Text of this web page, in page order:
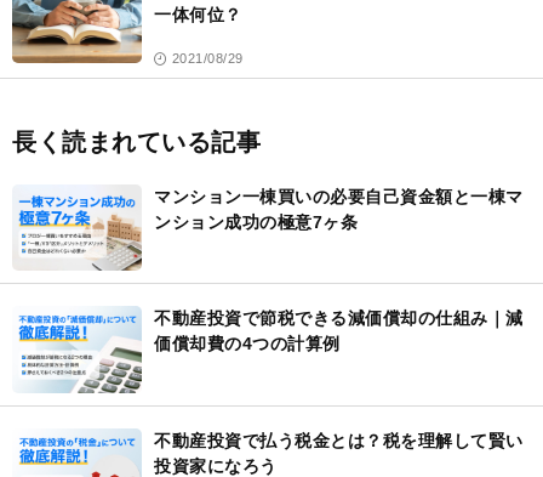
一体何位？
2021/08/29
長く読まれている記事
マンション一棟買いの必要自己資金額と一棟マ
ンション成功の極意7ヶ条
不動産投資で節税できる減価償却の仕組み｜減
価償却費の4つの計算例
不動産投資で払う税金とは？税を理解して賢い
投資家になろう